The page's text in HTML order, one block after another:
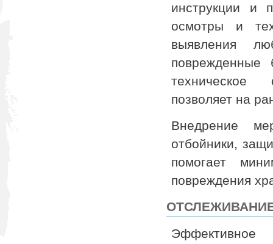
инструкции и
осмотры и
выявления
поврежденные
техническое
позволяет на
Внедрение
отбойники,
помогает
повреждения
Эффективное